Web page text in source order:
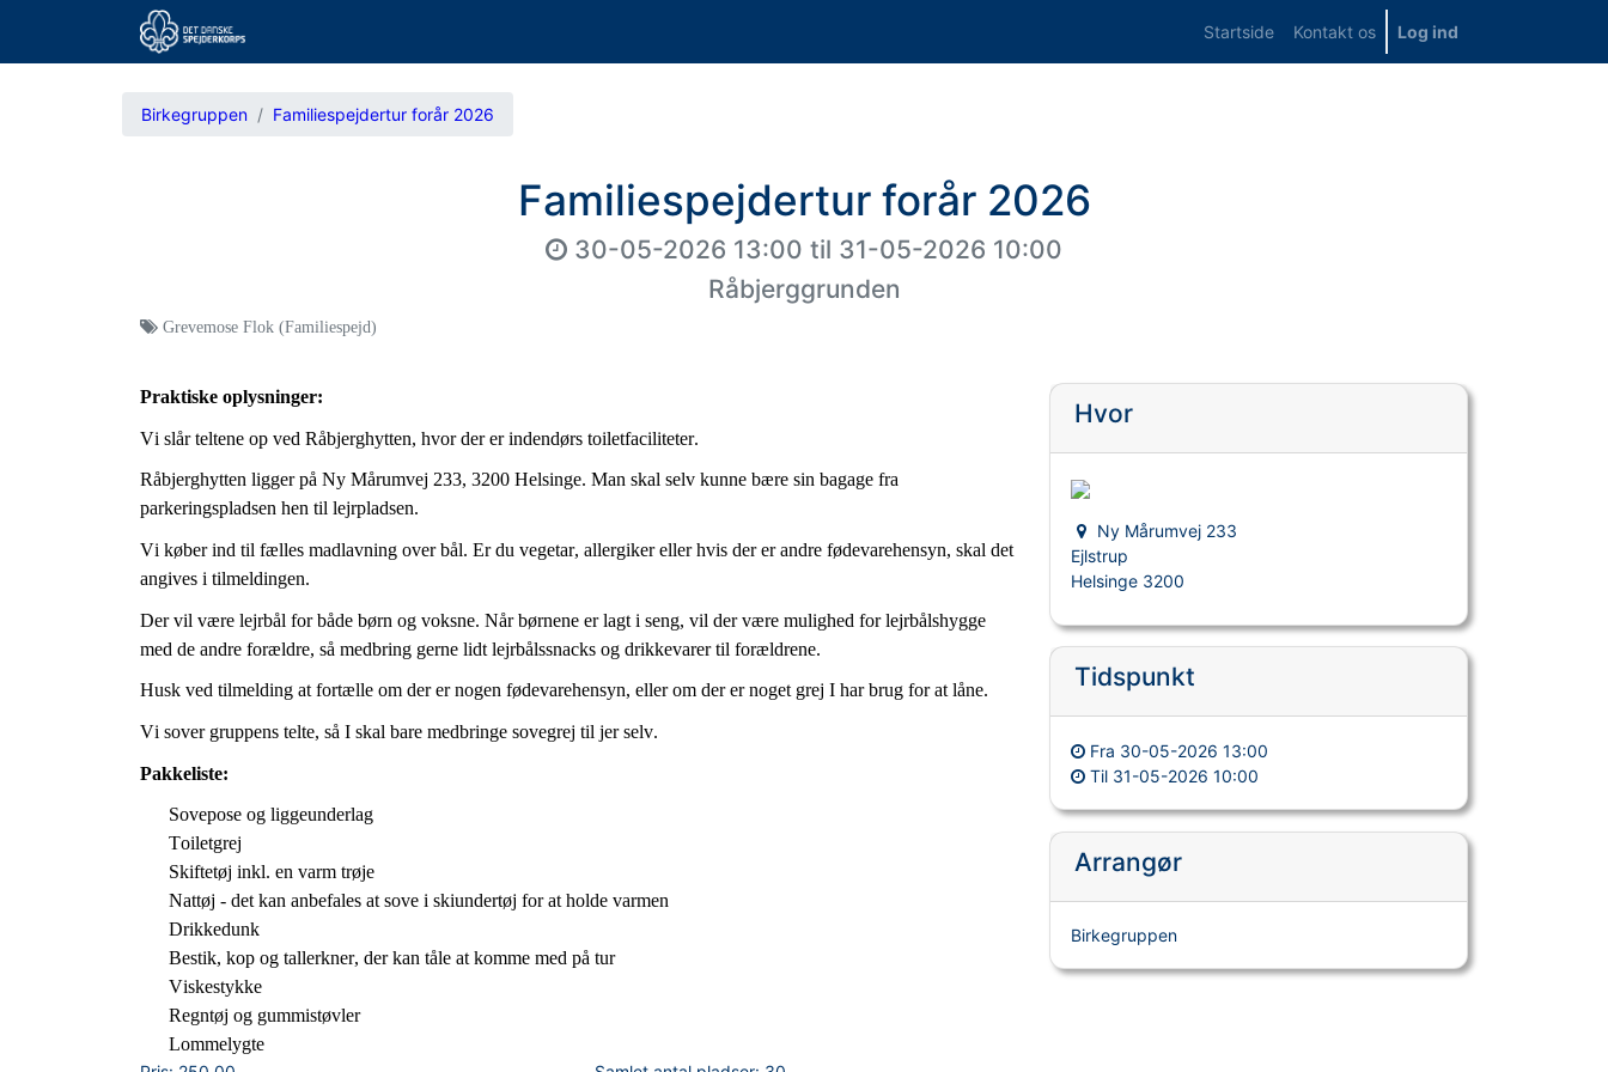
Startside Kontakt os Log ind
Birkegruppen Familiespejdertur forår 2026
Familiespejdertur forår 2026
30-05-2026 13:00 til 31-05-2026 10:00
Råbjerggrunden
Grevemose Flok (Familiespejd)
Praktiske oplysninger:
Vi slår teltene op ved Råbjerghytten, hvor der er indendørs toiletfaciliteter.
Råbjerghytten liggerpå Ny Mårumvej 233, 3200 Helsinge. Man skal selv kunne bære sin bagage fra
parkeringspladsen hen til lejrpladsen.
Vi køber ind til fælles madlavning over bål. Er du vegetar, allergiker eller hvis der er andre fødevarehensyn, skal det
angives i tilmeldingen.
Der vil være lejrbål for både børn og voksne. Når børnene er lagt i seng, vil der være mulighed for lejrbålshygge
med de andre forældre, så medbring gerne lidt lejrbålssnacks og drikkevarer til forældrene.
Husk ved tilmelding at fortælle om der er nogen fødevarehensyn, eller om der er noget grej I har brug for at låne.
Vi sover gruppens telte, så I skal bare medbringe sovegrej til jer selv.
Pakkeliste:
Sovepose og liggeunderlag
Toiletgrej
Skiftetøj inkl. en varm trøje
Nattøj - det kan anbefales at sove i skiundertøj for at holde varmen
Drikkedunk
Bestik, kop og tallerkner, der kan tåle at komme med på tur
Viskestykke
Regntøj og gummistøvler
Lommelygte
Hvor
Ny Mårumvej 233
Ejlstrup
Helsinge 3200
Tidspunkt
Fra 30-05-2026 13:00
Til 31-05-2026 10:00
Arrangør
Birkegruppen